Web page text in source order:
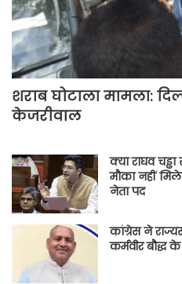
शराब घोटाला मामला:
केजरीवाल
क्या राघव
मौका नहीं
नेता पद
कांग्रेस ने
कर्मवीर बौद्ध